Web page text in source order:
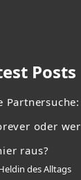
Posts
Partnersuche:
oder wer
raus?
des Alltags